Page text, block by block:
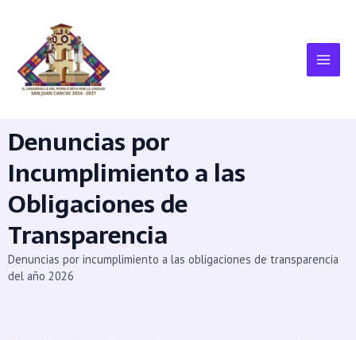
Denuncias por
Incumplimiento a las
Obligaciones de
Transparencia
Denuncias por incumplimiento a las obligaciones de transparencia
del año 2026